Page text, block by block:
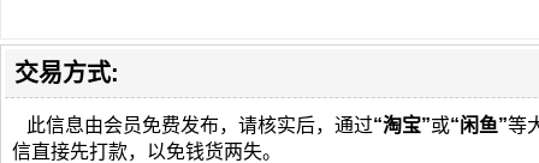
交易方式:
此信息由会员免费发布，请核实后，通过“淘宝”或“闲鱼”等
信直接先打款，以免钱货两失。